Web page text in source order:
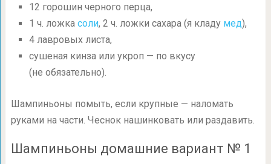
12 горошин черного перца,
1 ч. ложка соли, 2 ч. ложки сахара (я кладу мед),
4 лавровых листа,
сушеная кинза или укроп — по вкусу
(не обязательно).
Шампиньоны помыть, если крупные — наломать
руками на части. Чеснок нашинковать или раздавить.
Шампиньоны домашние вариант № 1